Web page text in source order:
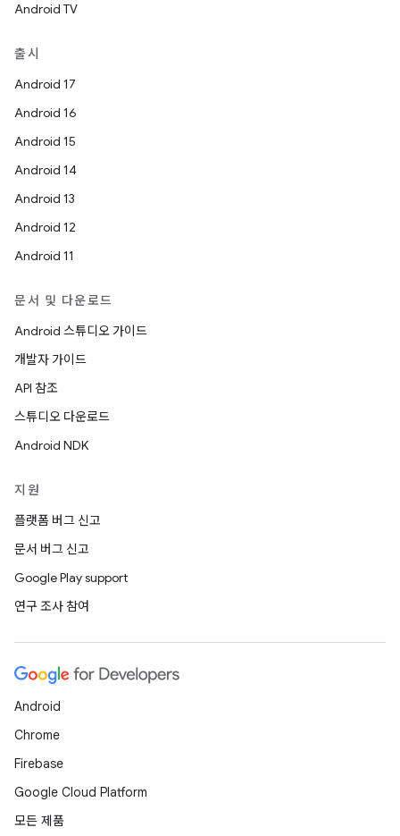
Android TV
출시
Android 17
Android 16
Android 15
Android 14
Android 13
Android 12
Android 11
문서 및 다운로드
Android 스튜디오 가이드
개발자 가이드
API 참조
스튜디오 다운로드
Android NDK
지원
플랫폼 버그 신고
문서 버그 신고
Google Play support
연구 조사 참여
Android
Chrome
Firebase
Google Cloud Platform
모든 제품